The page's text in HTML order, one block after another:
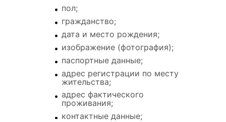
пол;
гражданство;
дата и место рождения;
изображение (фотография);
паспортные данные;
адрес регистрации по месту
жительства;
адрес фактического
проживания;
контактные данные;